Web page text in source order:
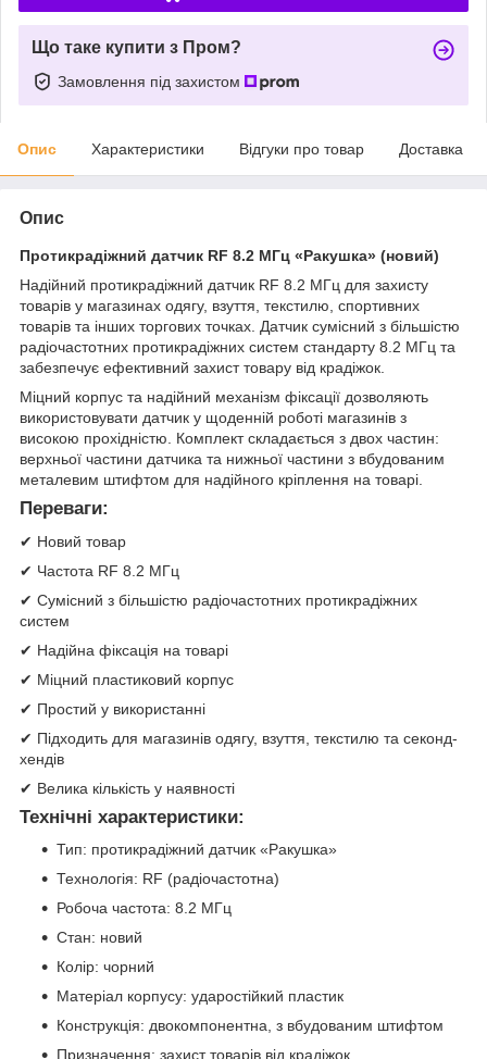
Що таке купити з Пром?
Замовлення під захистом
Опис Характеристики Відгуки про товар Доставка
Опис
Протикрадіжний датчик RF 8.2 МГц «Ракушка» (новий)
Надійний протикрадіжний датчик RF 8.2 МГц для захисту
товарів у магазинах одягу, взуття, текстилю, спортивних
товарів та інших торгових точках. Датчик сумісний з більшістю
радіочастотних протикрадіжних систем стандарту 8.2 МГц та
забезпечує ефективний захист товару від крадіжок.
Міцний корпус та надійний механізм фіксації дозволяють
використовувати датчик у щоденній роботі магазинів з
високою прохідністю. Комплект складається з двох частин:
верхньої частини датчика та нижньої частини з вбудованим
металевим штифтом для надійного кріплення на товарі.
Переваги:
✔ Новий товар
✔ Частота RF 8.2 МГц
✔ Сумісний з більшістю радіочастотних протикрадіжних
систем
✔ Надійна фіксація на товарі
✔ Міцний пластиковий корпус
✔ Простий у використанні
✔ Підходить для магазинів одягу, взуття, текстилю та секонд-
хендів
✔ Велика кількість у наявності
Технічні характеристики:
Тип: протикрадіжний датчик «Ракушка»
Технологія: RF (радіочастотна)
Робоча частота: 8.2 МГц
Стан: новий
Колір: чорний
Матеріал корпусу: ударостійкий пластик
Конструкція: двокомпонентна, з вбудованим штифтом
Призначення: захист товарів від крадіжок